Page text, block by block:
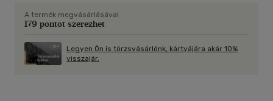
összehasonlító ősegérkori filozófiából írta. Geronimo
Rágcsália legolvasottabb napilapja, a Rágcsáló Hírek
alapította.
Szabadidejében Geronimo 18. századi, antik
A termék megvásárlásával
179 pontot szerezhet
Legyen Ön is törzsvásárlónk, kártyájára akár 10%
visszajár.